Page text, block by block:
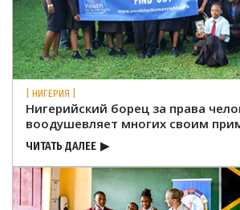
| НИГЕРИЯ |
Нигерийский борец за права
воодушевляет многих своим
ЧИТАТЬ ДАЛЕЕ ▶